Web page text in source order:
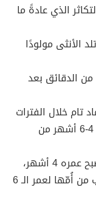
الذي عادةً ما
وقد تلد الأنثى مولودًا
الدقائق بعد
تام خلال الفترات
الأولى من ولادته، وتحديدًا خلال أول 4-6 أشهر من
يُفطم صغير الخروف عن أُمِّه عندما يُصبح عمره 4 أشهر،
بينما تبقى بعض الحملان ترضع الحليب من أُمّها لعمر الـ 6